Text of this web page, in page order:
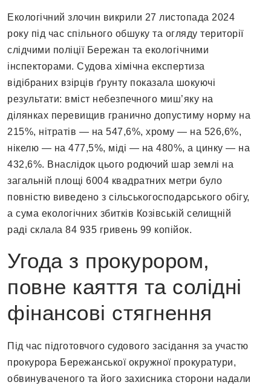
Екологічний злочин викрили 27 листопада 2024
року під час спільного обшуку та огляду території
слідчими поліції Бережан та екологічними
інспекторами. Судова хімічна експертиза
відібраних взірців ґрунту показала шокуючі
результати: вміст небезпечного миш’яку на
ділянках перевищив гранично допустиму норму на
215%, нітратів — на 547,6%, хрому — на 526,6%,
нікелю — на 477,5%, міді — на 480%, а цинку — на
432,6%. Внаслідок цього родючий шар землі на
загальній площі 6004 квадратних метри було
повністю виведено з сільськогосподарського обігу,
а сума екологічних збитків Козівській селищній
раді склала 84 935 гривень 99 копійок.
Угода з прокурором,
повне каяття та солідні
фінансові стягнення
Під час підготовчого судового засідання за участю
прокурора Бережанської окружної прокуратури,
обвинуваченого та його захисника сторони надали